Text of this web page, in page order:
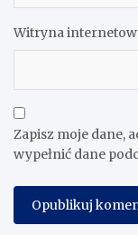
Witryna
Zapisz moje dane,
wypełnić dane